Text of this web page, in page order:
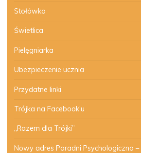
Stołówka
Świetlica
Pielęgniarka
Ubezpieczenie ucznia
Przydatne linki
Trójka na Facebook’u
„Razem dla Trójki”
Nowy adres Poradni Psychologiczno